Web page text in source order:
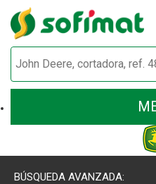
BÚSQUEDA AVANZADA: